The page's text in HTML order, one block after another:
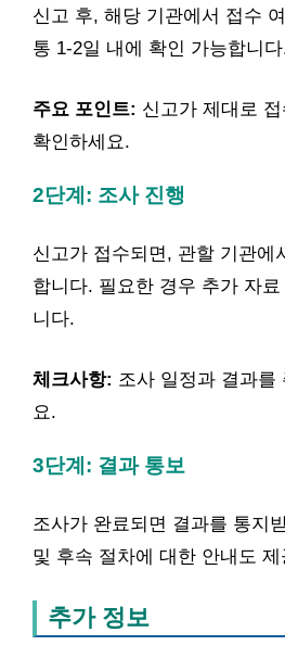
신고 후, 해당 기관에서 접수
통 1-2일 내에 확인 가능합니
주요 포인트: 신고가 제대로
확인하세요.
2단계: 조사 진행
신고가 접수되면, 관할 기관에
합니다. 필요한 경우 추가 자
니다.
체크사항: 조사 일정과 결과를
요.
3단계: 결과 통보
조사가 완료되면 결과를 통지
및 후속 절차에 대한 안내도 제
추가 정보